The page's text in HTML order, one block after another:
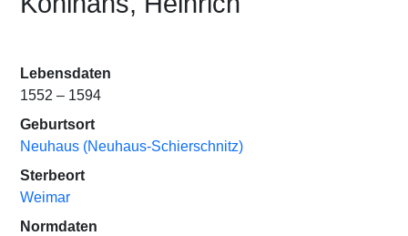
Lebensdaten
1552 – 1594
Geburtsort
Neuhaus (Neuhaus-Schierschnitz)
Sterbeort
Weimar
Normdaten